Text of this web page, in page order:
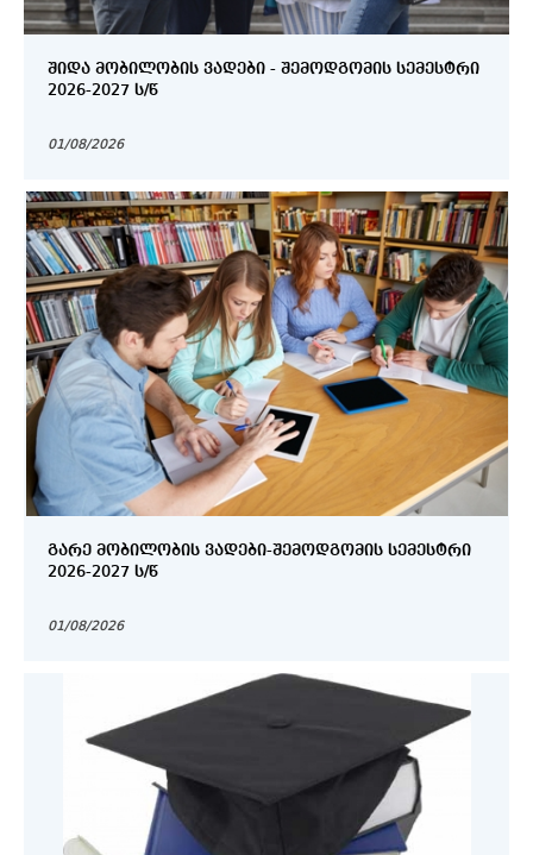
ᲨᲘᲓᲐ ᲛᲝᲑᲘᲚᲝᲑᲘᲡ ᲕᲐᲓᲔᲑᲘ - ᲨᲔᲛᲝᲓᲒᲝᲛᲘᲡ ᲡᲔᲛᲔᲡᲢᲠᲘ
2026-2027 Ს/Წ
01/08/2026
ᲒᲐᲠᲔ ᲛᲝᲑᲘᲚᲝᲑᲘᲡ ᲕᲐᲓᲔᲑᲘ-ᲨᲔᲛᲝᲓᲒᲝᲛᲘᲡ ᲡᲔᲛᲔᲡᲢᲠᲘ
2026-2027 Ს/Წ
01/08/2026